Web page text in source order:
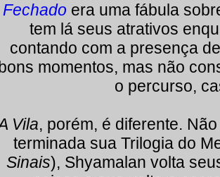
Fechado era uma fábula
tem lá seus atrativos
contando com a presença
momentos, mas não
o percurso,
Vila, porém, é diferente.
terminada sua Trilogia do
Sinais), Shyamalan volta